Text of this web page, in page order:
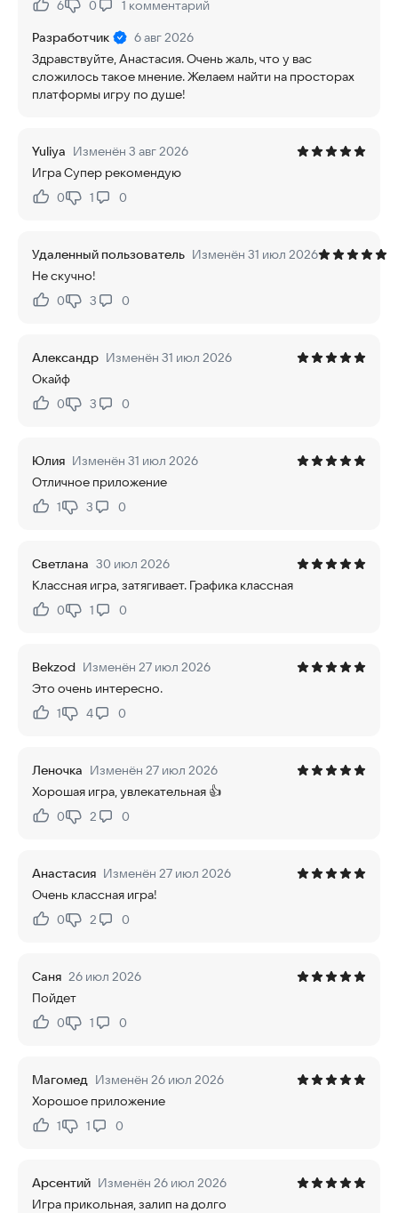
Нравится:
6Не нравится:
0 1 комментарий
Разработчик
6 авг 2026
Здравствуйте, Анастасия. Очень жаль, что у вас
сложилось такое мнение. Желаем найти на просторах
платформы игру по душе!
Yuliya Изменён 3 авг 2026
Игра Супер рекомендую
Нравится:
0Не нравится:
1 0
Удаленный пользователь Изменён 31 июл 2026
Не скучно!
Нравится:
0Не нравится:
3 0
Александр Изменён 31 июл 2026
Окайф
Нравится:
0Не нравится:
3 0
Юлия Изменён 31 июл 2026
Отличное приложение
Нравится:
1Не нравится:
3 0
Светлана 30 июл 2026
Классная игра, затягивает. Графика классная
Нравится:
0Не нравится:
1 0
Bekzod Изменён 27 июл 2026
Это очень интересно.
Нравится:
1Не нравится:
4 0
Леночка Изменён 27 июл 2026
Хорошая игра, увлекательная 👍
Нравится:
0Не нравится:
2 0
Анастасия Изменён 27 июл 2026
Очень классная игра!
Нравится:
0Не нравится:
2 0
Саня 26 июл 2026
Пойдет
Нравится:
0Не нравится:
1 0
Магомед Изменён 26 июл 2026
Хорошое приложение
Нравится:
1Не нравится:
1 0
Арсентий Изменён 26 июл 2026
Игра прикольная, залип на долго